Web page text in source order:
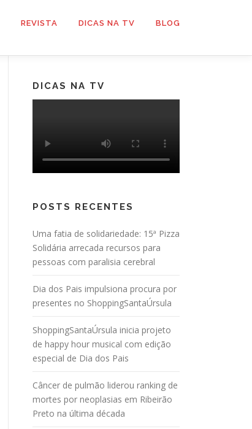
REVISTA DICAS NA TV BLOG
DICAS NA TV
POSTS RECENTES
Uma fatia de solidariedade: 15ª Pizza
Solidária arrecada recursos para
pessoas com paralisia cerebral
Dia dos Pais impulsiona procura por
presentes no ShoppingSantaÚrsula
ShoppingSantaÚrsula inicia projeto
de happy hour musical com edição
especial de Dia dos Pais
Câncer de pulmão liderou ranking de
mortes por neoplasias em Ribeirão
Preto na última década